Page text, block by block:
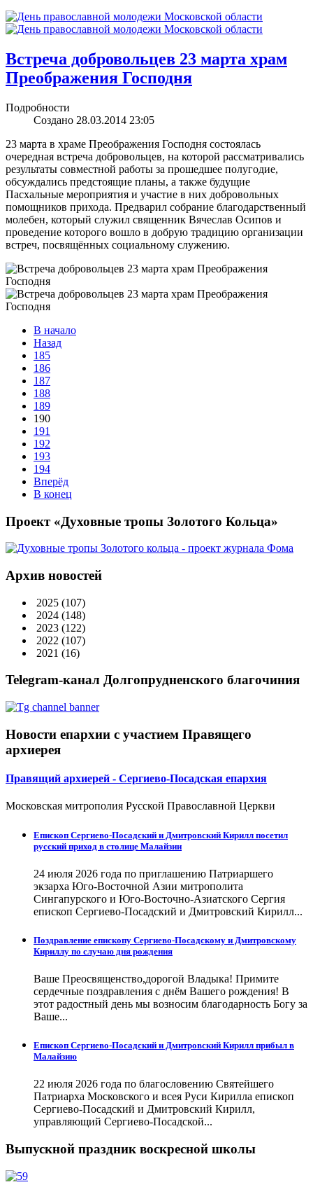
Встреча добровольцев 23 марта храм
Преображения Господня
Подробности
Создано 28.03.2014 23:05
23 марта в храме Преображения Господня состоялась
очередная встреча добровольцев, на которой рассматривались
результаты совместной работы за прошедшее полугодие,
обсуждались предстоящие планы, а также будущие
Пасхальные мероприятия и участие в них добровольных
помощников прихода. Предварил собрание благодарственный
молебен, который служил священник Вячеслав Осипов и
проведение которого вошло в добрую традицию организации
встреч, посвящённых социальному служению.
В начало
Назад
185
186
187
188
189
190
191
192
193
194
Вперёд
В конец
Проект «Духовные тропы Золотого Кольца»
Архив новостей
2025 (107)
2024 (148)
2023 (122)
2022 (107)
2021 (16)
Telegram-канал Долгопрудненского благочиния
Новости епархии с участием Правящего
архиерея
Правящий архиерей - Сергиево-Посадская епархия
Московская митрополия Русской Православной Церкви
Епископ Сергиево-Посадский и Дмитровский Кирилл посетил
русский приход в столице Малайзии
24 июля 2026 года по приглашению Патриаршего
экзарха Юго-Восточной Азии митрополита
Сингапурского и Юго-Восточно-Азиатского Сергия
епископ Сергиево-Посадский и Дмитровский Кирилл...
Поздравление епископу Сергиево-Посадскому и Дмитровскому
Кириллу по случаю дня рождения
Ваше Преосвященство,дорогой Владыка! Примите
сердечные поздравления с днём Вашего рождения! В
этот радостный день мы возносим благодарность Богу за
Ваше...
Епископ Сергиево-Посадский и Дмитровский Кирилл прибыл в
Малайзию
22 июля 2026 года по благословению Святейшего
Патриарха Московского и всея Руси Кирилла епископ
Сергиево-Посадский и Дмитровский Кирилл,
управляющий Сергиево-Посадской...
Выпускной праздник воскресной школы